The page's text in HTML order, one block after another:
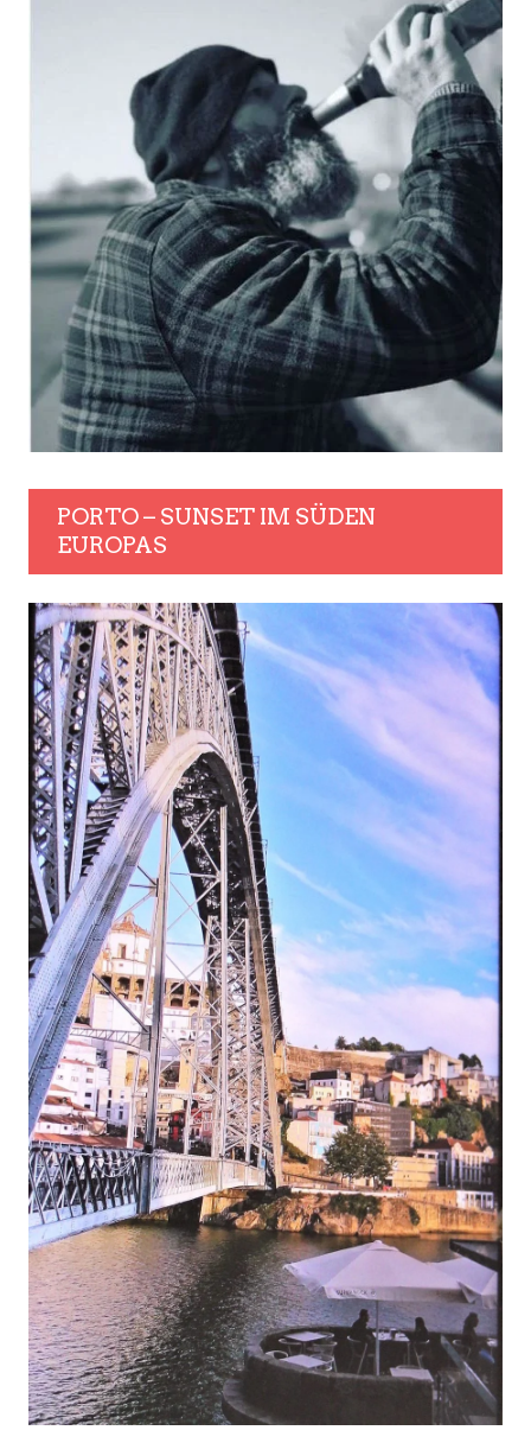
PORTO – SUNSET IM SÜDEN
EUROPAS